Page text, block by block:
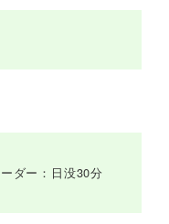
ダー：日没30分